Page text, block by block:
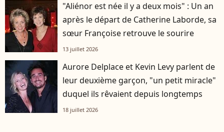
"Aliénor est née il y a deux mois" : Un an
après le départ de Catherine Laborde, sa
sœur Françoise retrouve le sourire
13 juillet 2026
Aurore Delplace et Kevin Levy parlent de
leur deuxième garçon, "un petit miracle"
duquel ils rêvaient depuis longtemps
18 juillet 2026